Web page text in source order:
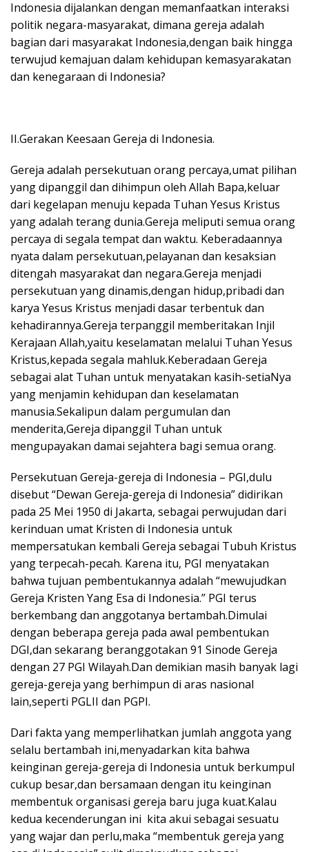
Indonesia dijalankan dengan memanfaatkan interaksi
politik negara-masyarakat, dimana gereja adalah
bagian dari masyarakat Indonesia,dengan baik hingga
terwujud kemajuan dalam kehidupan kemasyarakatan
dan kenegaraan di Indonesia?
II.Gerakan Keesaan Gereja di Indonesia.
Gereja adalah persekutuan orang percaya,umat pilihan
yang dipanggil dan dihimpun oleh Allah Bapa,keluar
dari kegelapan menuju kepada Tuhan Yesus Kristus
yang adalah terang dunia.Gereja meliputi semua orang
percaya di segala tempat dan waktu. Keberadaannya
nyata dalam persekutuan,pelayanan dan kesaksian
ditengah masyarakat dan negara.Gereja menjadi
persekutuan yang dinamis,dengan hidup,pribadi dan
karya Yesus Kristus menjadi dasar terbentuk dan
kehadirannya.Gereja terpanggil memberitakan Injil
Kerajaan Allah,yaitu keselamatan melalui Tuhan Yesus
Kristus,kepada segala mahluk.Keberadaan Gereja
sebagai alat Tuhan untuk menyatakan kasih-setiaNya
yang menjamin kehidupan dan keselamatan
manusia.Sekalipun dalam pergumulan dan
menderita,Gereja dipanggil Tuhan untuk
mengupayakan damai sejahtera bagi semua orang.
Persekutuan Gereja-gereja di Indonesia – PGI,dulu
disebut “Dewan Gereja-gereja di Indonesia” didirikan
pada 25 Mei 1950 di Jakarta, sebagai perwujudan dari
kerinduan umat Kristen di Indonesia untuk
mempersatukan kembali Gereja sebagai Tubuh Kristus
yang terpecah-pecah. Karena itu, PGI menyatakan
bahwa tujuan pembentukannya adalah “mewujudkan
Gereja Kristen Yang Esa di Indonesia.” PGI terus
berkembang dan anggotanya bertambah.Dimulai
dengan beberapa gereja pada awal pembentukan
DGI,dan sekarang beranggotakan 91 Sinode Gereja
dengan 27 PGI Wilayah.Dan demikian masih banyak lagi
gereja-gereja yang berhimpun di aras nasional
lain,seperti PGLII dan PGPI.
Dari fakta yang memperlihatkan jumlah anggota yang
selalu bertambah ini,menyadarkan kita bahwa
keinginan gereja-gereja di Indonesia untuk berkumpul
cukup besar,dan bersamaan dengan itu keinginan
membentuk organisasi gereja baru juga kuat.Kalau
kedua kecenderungan ini kita akui sebagai sesuatu
yang wajar dan perlu,maka “membentuk gereja yang